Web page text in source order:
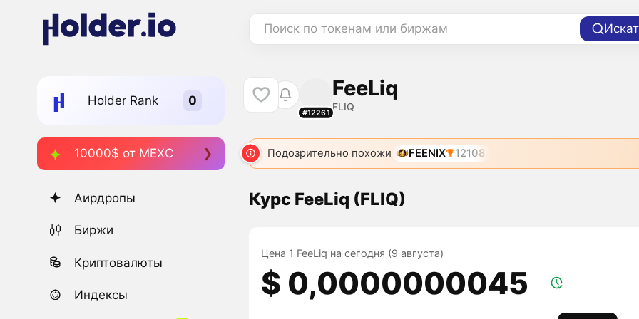
Поиск по токенам или биржам
Holder Rank
10000$ от MEXC
Аирдропы
Биржи
Криптовалюты
Индексы
#12261
FeeLiq
FLIQ
Подозрительно похожи FEENIX 12108
Курс FeeLiq (FLIQ)
Цена 1 FeeLiq на сегодня (9 августа)
$ 0,0000000045